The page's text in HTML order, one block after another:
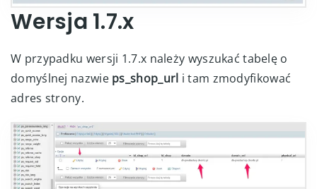
Wersja 1.7.x
W przypadku wersji 1.7.x należy wyszukać tabelę o
domyślnej nazwie ps_shop_url i tam zmodyfikować
adres strony.